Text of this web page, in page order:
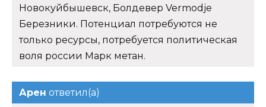
Новокуйбышевск, Болдевер Vermodje
Березники. Потенциал потребуются не
только ресурсы, потребуется политическая
воля россии Марк метан.
Арен ответил(а)